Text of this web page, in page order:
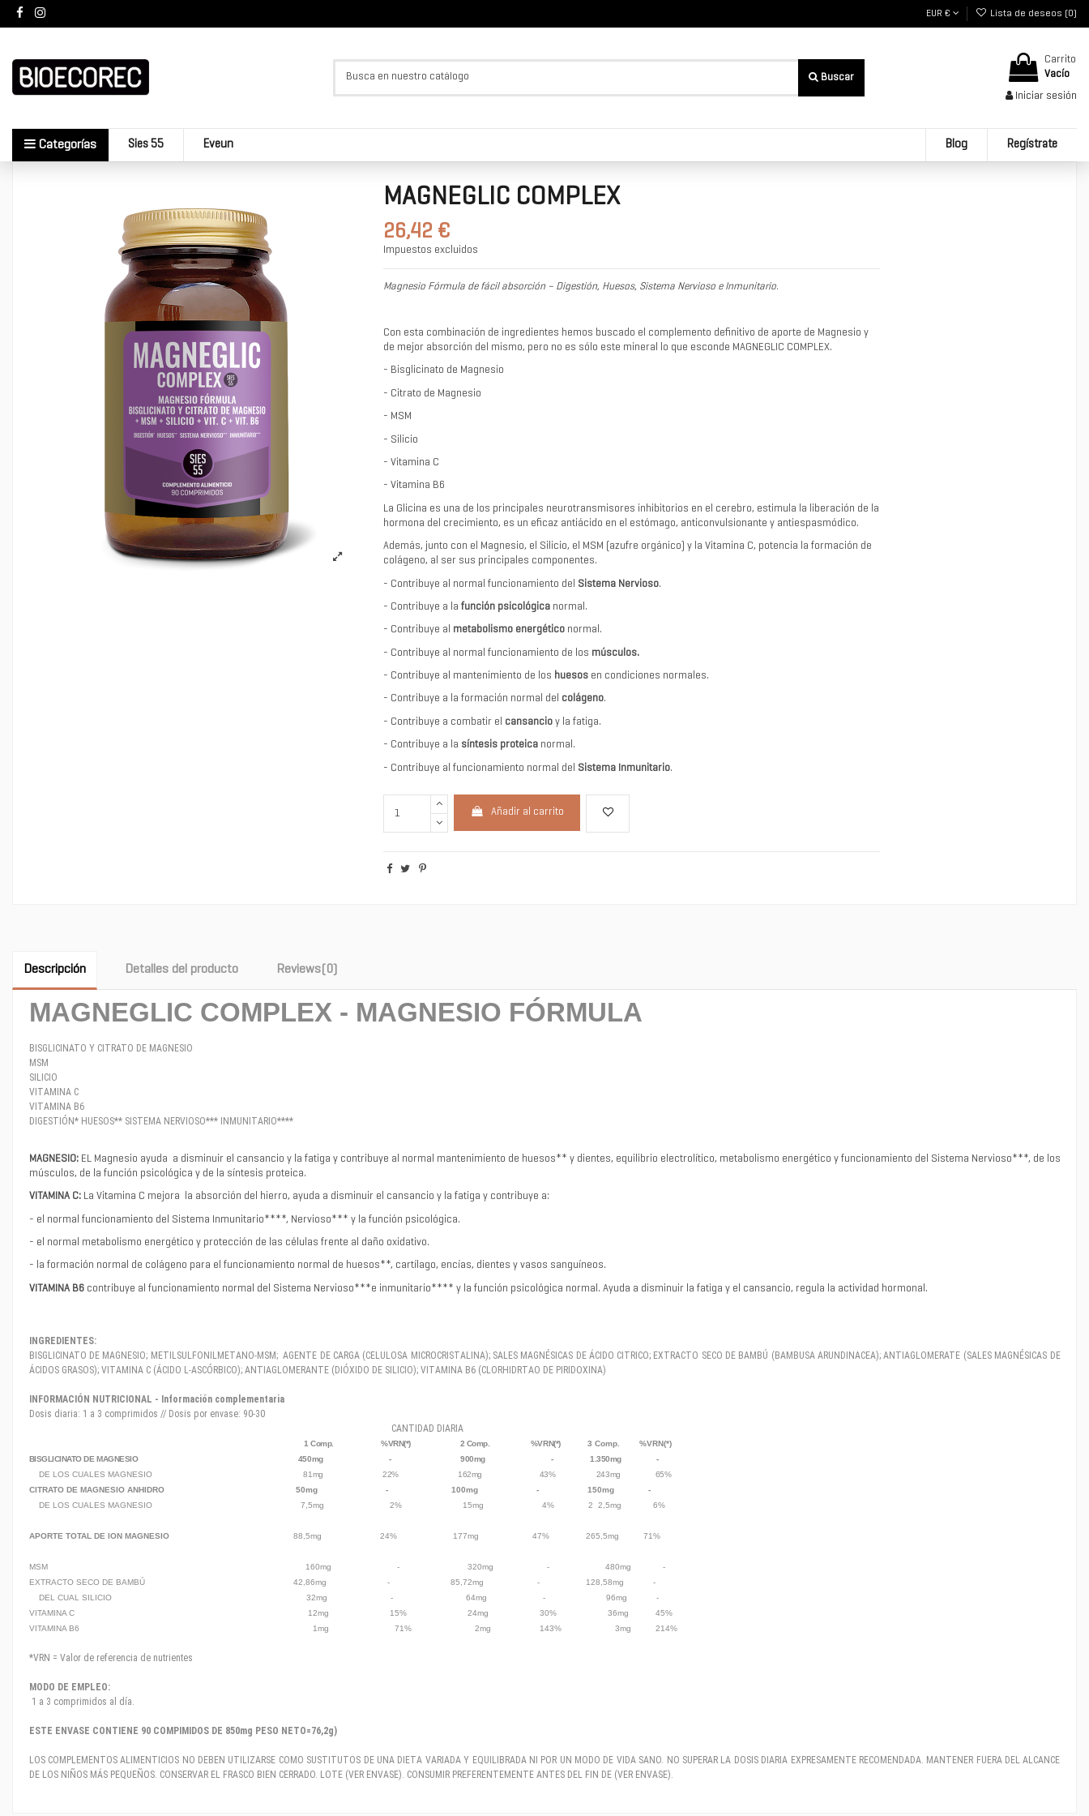
EUR € Lista de deseos ( 0
Carrito
Vacío
Iniciar sesión
Categorías Sies 55 Eveun Regístrate
Blog
MAGNEGLIC COMPLEX
26,42 €
Impuestos excluidos
Magnesio Fórmula de fácil absorción – Digestión, Huesos, Sistema Nervioso e Inmunitario.
Con esta combinación de ingredientes hemos buscado el complemento definitivo de aporte de Magnesio y
de mejor absorción del mismo, pero no es sólo este mineral lo que esconde MAGNEGLIC COMPLEX.
- Bisglicinato de Magnesio
- Citrato de Magnesio
- MSM
- Silicio
- Vitamina C
- Vitamina B6
La Glicina es una de los principales neurotransmisores inhibitorios en el cerebro, estimula la liberación de la
hormona del crecimiento, es un eficaz antiácido en el estómago, anticonvulsionante y antiespasmódico.
Además, junto con el Magnesio, el Silicio, el MSM (azufre orgánico) y la Vitamina C, potencia la formación de
colágeno, al ser sus principales componentes.
- Contribuye al normal funcionamiento del Sistema Nervioso.
- Contribuye a la función psicológicanormal.
- Contribuye al metabolismo energéticonormal.
- Contribuye al normal funcionamiento de los músculos.
- Contribuye al mantenimiento de los huesosen condiciones normales.
- Contribuye a la formación normal del colágeno.
- Contribuye a combatir el cansancioy la fatiga.
- Contribuye a la síntesis proteicanormal.
- Contribuye al funcionamiento normal del Sistema Inmunitario.
Añadir al carrito
Descripción Detalles del producto Reviews (0)
MAGNEGLIC COMPLEX - MAGNESIO FÓRMULA
BISGLICINATO Y CITRATO DE MAGNESIO
MSM
SILICIO
VITAMINA C
VITAMINA B6
DIGESTIÓN* HUESOS** SISTEMA NERVIOSO*** INMUNITARIO****
MAGNESIO: EL Magnesio ayuda a disminuir el cansancio y la fatiga y contribuye al normal mantenimiento de huesos** y dientes, equilibrio electrolítico, metabolismo energético y funcionamiento del Sistema Nervioso***, de los
músculos, de la función psicológica y de la síntesis proteica.
VITAMINA C: La Vitamina C mejora la absorción del hierro, ayuda a disminuir el cansancio y la fatiga y contribuye a:
- el normal funcionamiento del Sistema Inmunitario****, Nervioso*** y la función psicológica.
- el normal metabolismo energético y protección de las células frente al daño oxidativo.
- la formación normal de colágeno para el funcionamiento normal de huesos**, cartílago, encías, dientes y vasos sanguíneos.
VITAMINA B6contribuye al funcionamiento normal del Sistema Nervioso***e inmunitario**** y la función psicológica normal. Ayuda a disminuir la fatiga y el cansancio, regula la actividad hormonal.
INGREDIENTES:
BISGLICINATO DE MAGNESIO; METILSULFONILMETANO-MSM; AGENTE DE CARGA (CELULOSA MICROCRISTALINA); SALES MAGNÉSICAS DE ÁCIDO CITRICO; EXTRACTO SECO DE BAMBÚ (BAMBUSA ARUNDINACEA); ANTIAGLOMERATE (SALES MAGNÉSICAS DE
ÁCIDOS GRASOS); VITAMINA C (ÁCIDO L-ASCÓRBICO); ANTIAGLOMERANTE (DIÓXIDO DE SILICIO); VITAMINA B6 (CLORHIDRTAO DE PIRIDOXINA)
INFORMACIÓN NUTRICIONAL - Información complementaria
Dosis diaria: 1 a 3 comprimidos // Dosis por envase: 90-30
CANTIDAD DIARIA
1 Comp. %VRN(*) 2 Comp. %VRN(*)
3 Comp. %VRN(*)
BISGLICINATO DE MAGNESIO
450mg - 900mg - 1.350mg -
DE LOS CUALES MAGNESIO 81mg 22% 162mg 43% 243mg 65%
CITRATO DE MAGNESIO ANHIDRO
50mg - 100mg - 150mg -
DE LOS CUALES MAGNESIO 7,5mg 2% 15mg 4% 2 2,5mg 6%
APORTE TOTAL DE ION MAGNESIO88,5mg 24% 177mg 47% 265,5mg 71%
MSM 160mg - 320mg - 480mg -
EXTRACTO SECO DE BAMBÚ 42,86mg - 85,72mg - 128,58mg -
DEL CUAL SILICIO 32mg - 64mg - 96mg -
VITAMINA C 12mg 15% 24mg 30% 36mg 45%
VITAMINA B6 1mg 71% 2mg 143% 3mg 214%
*VRN = Valor de referencia de nutrientes
MODO DE EMPLEO:
1 a 3 comprimidos al día.
ESTE ENVASE CONTIENE 90 COMPIMIDOS DE 850mg PESO NETO=76,2g)
LOS COMPLEMENTOS ALIMENTICIOS NO DEBEN UTILIZARSE COMO SUSTITUTOS DE UNA DIETA VARIADA Y EQUILIBRADA NI POR UN MODO DE VIDA SANO. NO SUPERAR LA DOSIS DIARIA EXPRESAMENTE RECOMENDADA. MANTENER FUERA DEL ALCANCE
DE LOS NIÑOS MÁS PEQUEÑOS. CONSERVAR EL FRASCO BIEN CERRADO. LOTE (VER ENVASE). CONSUMIR PREFERENTEMENTE ANTES DEL FIN DE (VER ENVASE).